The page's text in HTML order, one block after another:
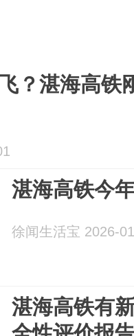
？湛海高铁
湛海高铁今
徐闻生活宝 2026-
湛海高铁有